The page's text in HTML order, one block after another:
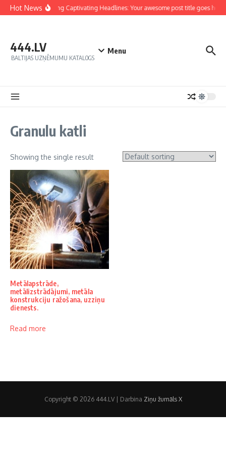
Hot NewsCrafting Captivating Headlines: Your awesome post title goes here
444.LV
BALTIJAS UZŅĒMUMU KATALOGS
Menu
Granulu katli
Showing the single result
Metālapstrāde,
metālizstrādājumi, metāla
konstrukciju ražošana, uzziņu
dienests.
Read more
Copyright © 2026 444.LV | Darbina Ziņu žurnāls X